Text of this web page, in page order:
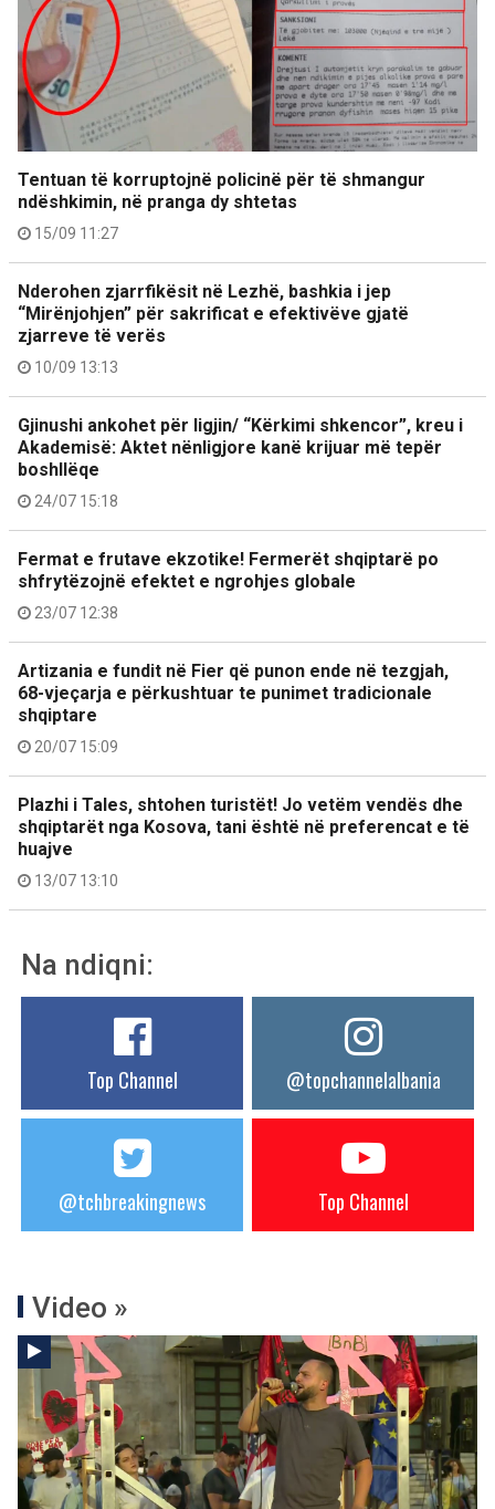
Tentuan të korruptojnë policinë për të shmangur
ndëshkimin, në pranga dy shtetas
15/09 11:27
Nderohen zjarrfikësit në Lezhë, bashkia i jep
“Mirënjohjen” për sakrificat e efektivëve gjatë
zjarreve të verës
10/09 13:13
Gjinushi ankohet për ligjin/ “Kërkimi shkencor”, kreu i
Akademisë: Aktet nënligjore kanë krijuar më tepër
boshllëqe
24/07 15:18
Fermat e frutave ekzotike! Fermerët shqiptarë po
shfrytëzojnë efektet e ngrohjes globale
23/07 12:38
Artizania e fundit në Fier që punon ende në tezgjah,
68-vjeçarja e përkushtuar te punimet tradicionale
shqiptare
20/07 15:09
Plazhi i Tales, shtohen turistët! Jo vetëm vendës dhe
shqiptarët nga Kosova, tani është në preferencat e të
huajve
13/07 13:10
Na ndiqni:
Top Channel @topchannelalbania
@tchbreakingnews Top Channel
Video »